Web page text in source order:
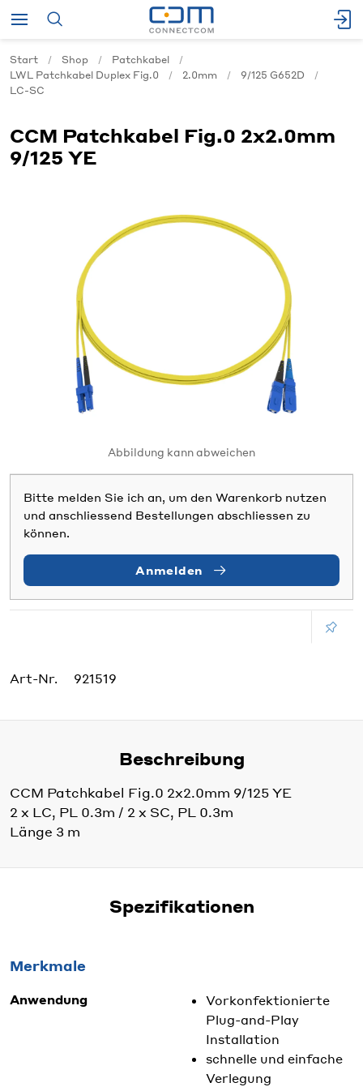
Start Shop
Patchkabel
LWL Patchkabel Duplex Fig.0
2.0mm
9/125 G652D
LC-SC
CCM Patchkabel Fig.0 2x2.0mm
9/125 YE
Abbildung kann abweichen
Bitte melden Sie ich an, um den Warenkorb nutzen
und anschliessend Bestellungen abschliessen zu
können.
Anmelden
Art-Nr. 921519
Beschreibung
CCM Patchkabel Fig.0 2x2.0mm 9/125 YE
2 x LC, PL 0.3m / 2 x SC, PL 0.3m
Länge 3 m
Spezifikationen
Merkmale
Anwendung
Vorkonfektionierte
Plug-and-Play
Installation
schnelle und einfache
Verlegung